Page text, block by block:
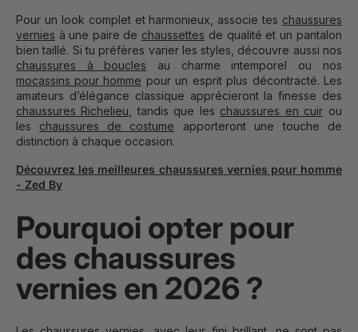
Pour un look complet et harmonieux, associe tes chaussures
vernies à une paire de chaussettes de qualité et un pantalon
bien taillé. Si tu préfères varier les styles, découvre aussi nos
chaussures à boucles au charme intemporel ou nos
mocassins pour homme pour un esprit plus décontracté. Les
amateurs d’élégance classique apprécieront la finesse des
chaussures Richelieu , tandis que les chaussures en cuir ou
les chaussures de costume apporteront une touche de
distinction à chaque occasion.
Découvrez les meilleures chaussures vernies pour homme
- Zed By
Pourquoi opter pour
des chaussures
vernies en 2026 ?